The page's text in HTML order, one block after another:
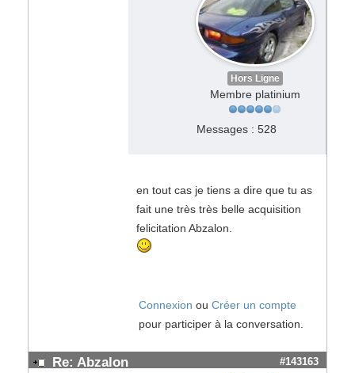
Hors Ligne
Membre platinium
Messages : 528
en tout cas je tiens a dire que tu as
fait une très très belle acquisition
felicitation Abzalon.
Connexion ou Créer un compte
pour participer à la conversation.
Re: Abzalon #143163